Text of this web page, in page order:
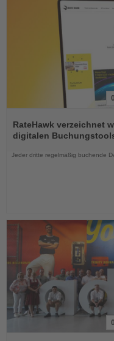
Sie
die
Nachrichten
RateHawk verzeichnet
digitalen
Jeder dritte regelmäßig buchende